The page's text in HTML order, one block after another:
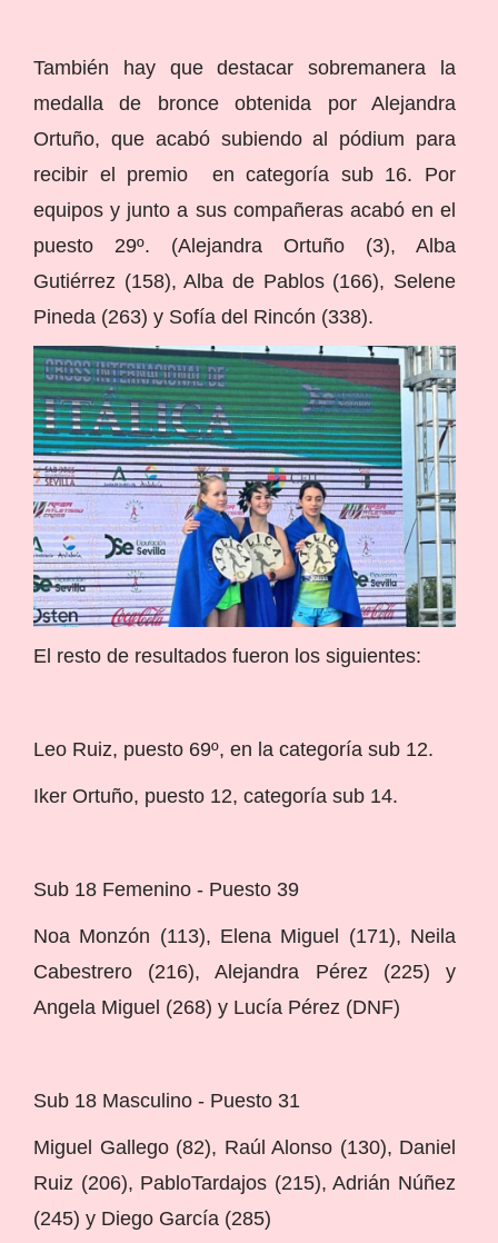
También hay que destacar sobremanera la
medalla de bronce obtenida por Alejandra
Ortuño, que acabó subiendo al pódium para
recibir el premio en categoría sub 16. Por
equipos y junto a sus compañeras acabó en el
puesto 29º. (Alejandra Ortuño (3), Alba
Gutiérrez (158), Alba de Pablos (166), Selene
Pineda (263) y Sofía del Rincón (338).
El resto de resultados fueron los siguientes:
Leo Ruiz, puesto 69º, en la categoría sub 12.
Iker Ortuño, puesto 12, categoría sub 14.
Sub 18 Femenino - Puesto 39
Noa Monzón (113), Elena Miguel (171), Neila
Cabestrero (216), Alejandra Pérez (225) y
Angela Miguel (268) y Lucía Pérez (DNF)
Sub 18 Masculino - Puesto 31
Miguel Gallego (82), Raúl Alonso (130), Daniel
Ruiz (206), PabloTardajos (215), Adrián Núñez
(245) y Diego García (285)